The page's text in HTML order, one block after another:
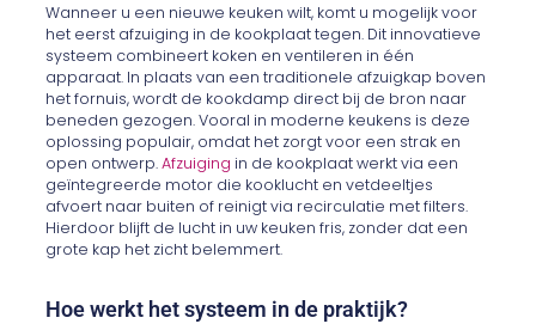
Wanneer u een nieuwe keuken wilt, komt u mogelijk voor
het eerst afzuiging in de kookplaat tegen. Dit innovatieve
systeem combineert koken en ventileren in één
apparaat. In plaats van een traditionele afzuigkap boven
het fornuis, wordt de kookdamp direct bij de bron naar
beneden gezogen. Vooral in moderne keukens is deze
oplossing populair, omdat het zorgt voor een strak en
open ontwerp.Afzuiging in de kookplaat werkt via een
geïntegreerde motor die kooklucht en vetdeeltjes
afvoert naar buiten of reinigt via recirculatie met filters.
Hierdoor blijft de lucht in uw keuken fris, zonder dat een
grote kap het zicht belemmert.
Hoe werkt het systeem in de praktijk?